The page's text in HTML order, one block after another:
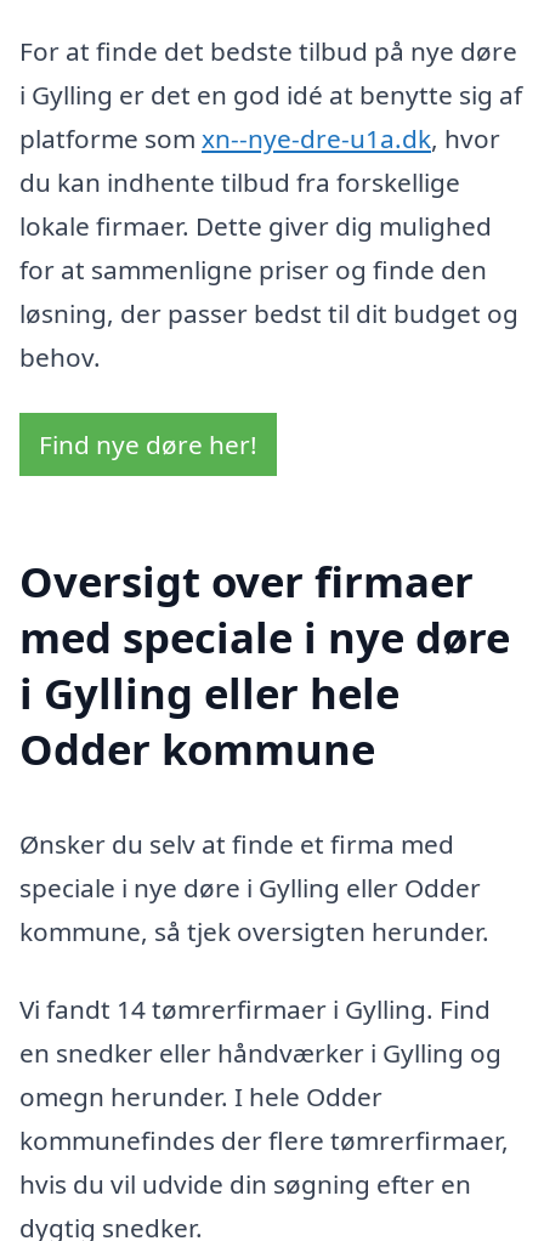
For at finde det bedste tilbud på nye døre
i Gylling er det en god idé at benytte sig af
platforme som xn--nye-dre-u1a.dk, hvor
du kan indhente tilbud fra forskellige
lokale firmaer. Dette giver dig mulighed
for at sammenligne priser og finde den
løsning, der passer bedst til dit budget og
behov.
Find nye døre her!
Oversigt over firmaer
med speciale i nye døre
i Gylling eller hele
Odder kommune
Ønsker du selv at finde et firma med
speciale i nye døre i Gylling eller Odder
kommune, så tjek oversigten herunder.
Vi fandt 14 tømrerfirmaer i Gylling. Find
en snedker eller håndværker i Gylling og
omegn herunder. I hele Odder
kommunefindes der flere tømrerfirmaer,
hvis du vil udvide din søgning efter en
dygtig snedker.